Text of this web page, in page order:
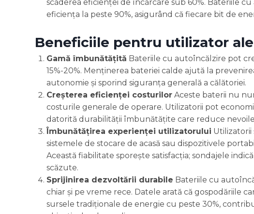
scăderea eficienței de încărcare sub 60%. Bateriile
eficiența la peste 90%, asigurând că fiecare bit de
Beneficiile pentru utilizator
Gamă îmbunătățită Bateriile cu autoîncălzire pot
15%-20%. Menținerea bateriei calde ajută la
autonomie și sporind siguranța generală a călătoriei.
Creșterea eficienței costurilor Aceste baterii nu
costurile generale de operare. Utilizatorii pot
datorită durabilității îmbunătățite care reduce
Îmbunătățirea experienței utilizatorului
sistemele de stocare de acasă sau dispozitivele
Această fiabilitate sporește satisfacția; sondajele
scăzute.
Sprijinirea dezvoltării durabile Bateriile cu
chiar și pe vreme rece. Datele arată că gospodăriile
sursele tradiționale de energie cu peste 30%,